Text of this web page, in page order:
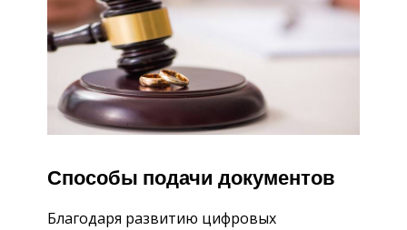
Способы подачи документов
Благодаря развитию цифровых